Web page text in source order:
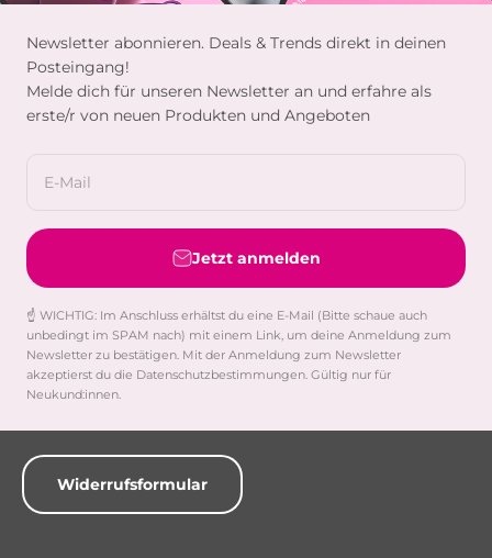
Newsletter abonnieren. Deals & Trends direkt in deinen
Posteingang!
Melde dich für unseren Newsletter an und erfahre als
erste/r von neuen Produkten und Angeboten
E-Mail
Jetzt anmelden
☝️ WICHTIG: Im Anschluss erhältst du eine E-Mail (Bitte schaue auch
unbedingt im SPAM nach) mit einem Link, um deine Anmeldung zum
Newsletter zu bestätigen. Mit der Anmeldung zum Newsletter
akzeptierst du die Datenschutzbestimmungen. Gültig nur für
Neukund:innen.
Widerrufsformular